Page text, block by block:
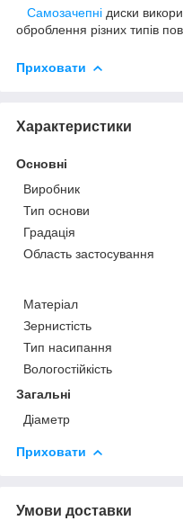
Самозачепні диски
оброблення різних типів
Приховати
Характеристики
Основні
Виробник
Тип основи
Градація
Область застосування
Матеріал
Зернистість
Тип насипання
Вологостійкість
Загальні
Діаметр
Приховати
Умови доставки